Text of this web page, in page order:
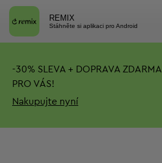
REMIX
Stáhněte si aplikaci pro Android
-30% SLEVA + DOPRAVA ZDARMA
PRO VÁS!
Nakupujte nyní